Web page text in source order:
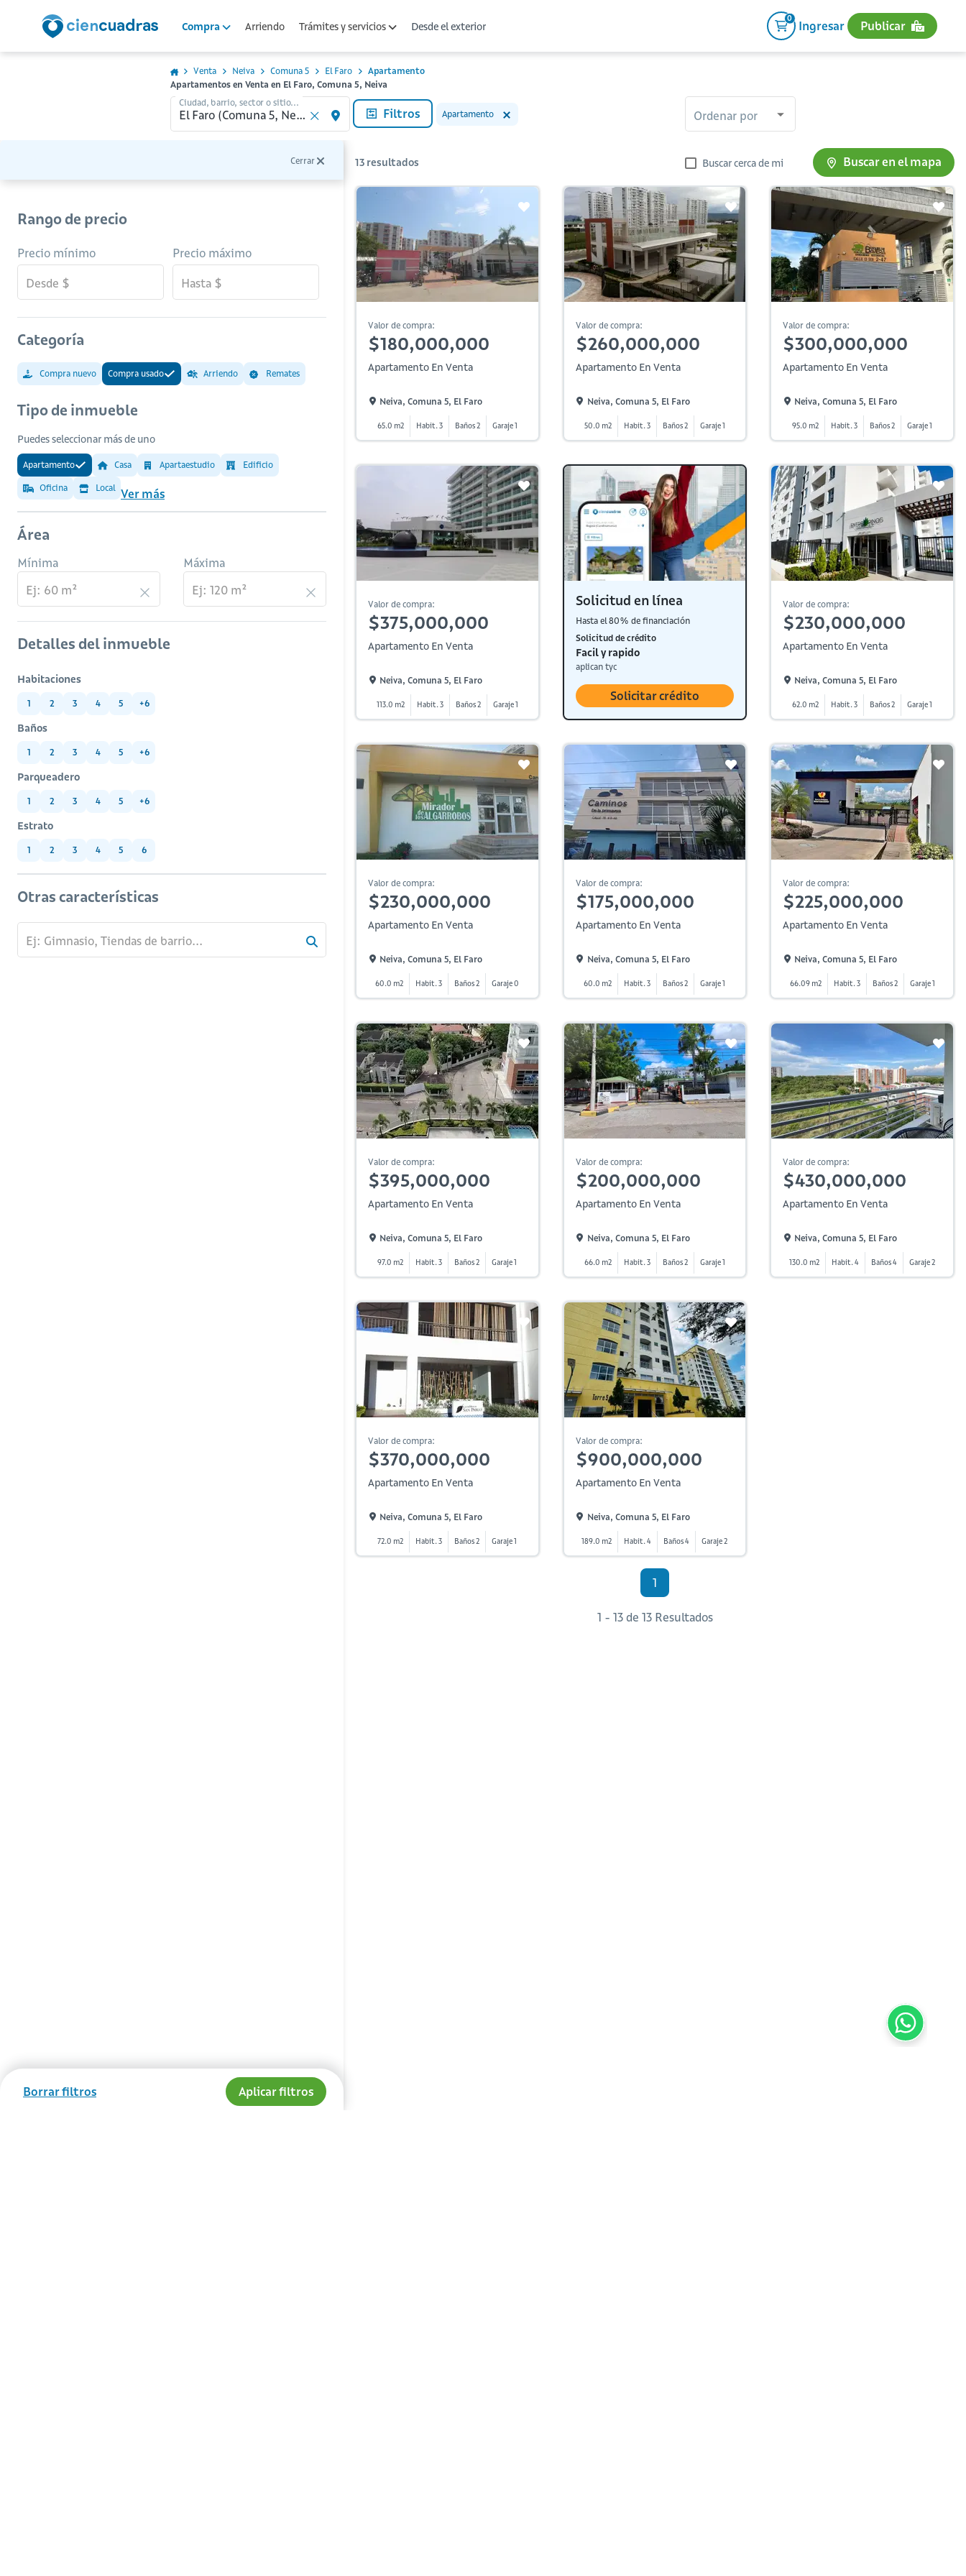
Compra Arriendo Trámites y servicios Desde el exterior
0
Ingresar Publicar
Venta Neiva Comuna 5 El Faro
Apartamento
Apartamentos en Venta en El Faro, Comuna 5, Neiva
Ciudad, barrio, sector o sitio...
Filtros Apartamento Ordenar por
Cerrar
Rango de precio
Precio mínimo Precio máximo
Categoría
Compra nuevo Compra usado Arriendo Remates
Tipo de inmueble
Puedes seleccionar más de uno
Apartamento Casa Apartaestudio Edificio
Oficina Local Ver más
Área
Mínima Máxima
Detalles del inmueble
Habitaciones
1 2 3 4 5 +6
Baños
1 2 3 4 5 +6
Parqueadero
1 2 3 4 5 +6
Estrato
1 2 3 4 5 6
Otras características
Borrar filtros Aplicar filtros
13 resultados Buscar cerca de mi Buscar en el mapa
Valor de compra:
$180,000,000
Apartamento En Venta
Neiva, Comuna 5, El Faro
65.0 m2 Habit. 3 Baños 2 Garaje 1
Valor de compra:
$260,000,000
Apartamento En Venta
Neiva, Comuna 5, El Faro
50.0 m2 Habit. 3 Baños 2 Garaje 1
Valor de compra:
$300,000,000
Apartamento En Venta
Neiva, Comuna 5, El Faro
95.0 m2 Habit. 3 Baños 2 Garaje 1
Valor de compra:
$375,000,000
Apartamento En Venta
Neiva, Comuna 5, El Faro
113.0 m2 Habit. 3 Baños 2 Garaje 1
Solicitud en línea
Hasta el 80% de financiación
Solicitud de crédito
Facil y rapido
aplican tyc
Solicitar crédito
Valor de compra:
$230,000,000
Apartamento En Venta
Neiva, Comuna 5, El Faro
62.0 m2 Habit. 3 Baños 2 Garaje 1
Valor de compra:
$230,000,000
Apartamento En Venta
Neiva, Comuna 5, El Faro
60.0 m2 Habit. 3 Baños 2 Garaje 0
Valor de compra:
$175,000,000
Apartamento En Venta
Neiva, Comuna 5, El Faro
60.0 m2 Habit. 3 Baños 2 Garaje 1
Valor de compra:
$225,000,000
Apartamento En Venta
Neiva, Comuna 5, El Faro
66.09 m2 Habit. 3 Baños 2 Garaje 1
Valor de compra:
$395,000,000
Apartamento En Venta
Neiva, Comuna 5, El Faro
97.0 m2 Habit. 3 Baños 2 Garaje 1
Valor de compra:
$200,000,000
Apartamento En Venta
Neiva, Comuna 5, El Faro
66.0 m2 Habit. 3 Baños 2 Garaje 1
Valor de compra:
$430,000,000
Apartamento En Venta
Neiva, Comuna 5, El Faro
130.0 m2 Habit. 4 Baños 4 Garaje 2
Valor de compra:
$370,000,000
Apartamento En Venta
Neiva, Comuna 5, El Faro
72.0 m2 Habit. 3 Baños 2 Garaje 1
Valor de compra:
$900,000,000
Apartamento En Venta
Neiva, Comuna 5, El Faro
189.0 m2 Habit. 4 Baños 4 Garaje 2
1
1 - 13 de 13 Resultados